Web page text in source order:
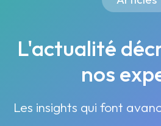
L'actualité
nos
Les insights qui font